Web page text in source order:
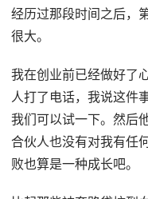
经历过那段时间之后，
很大。
我在创业前已经做好了
人打了电话，我说这件
我们可以试一下。然后
合伙人也没有对我有任
败也算是一种成长吧。